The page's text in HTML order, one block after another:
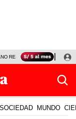
RESULTADOS HOY
SOCIEDAD MUNDO